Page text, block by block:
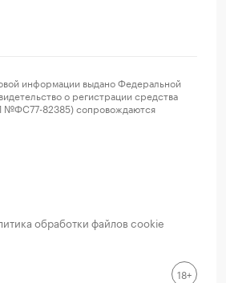
информации выдано Федеральной
о регистрации средства
№ФС77-82385) сопровождаются
обработки файлов cookie
18+